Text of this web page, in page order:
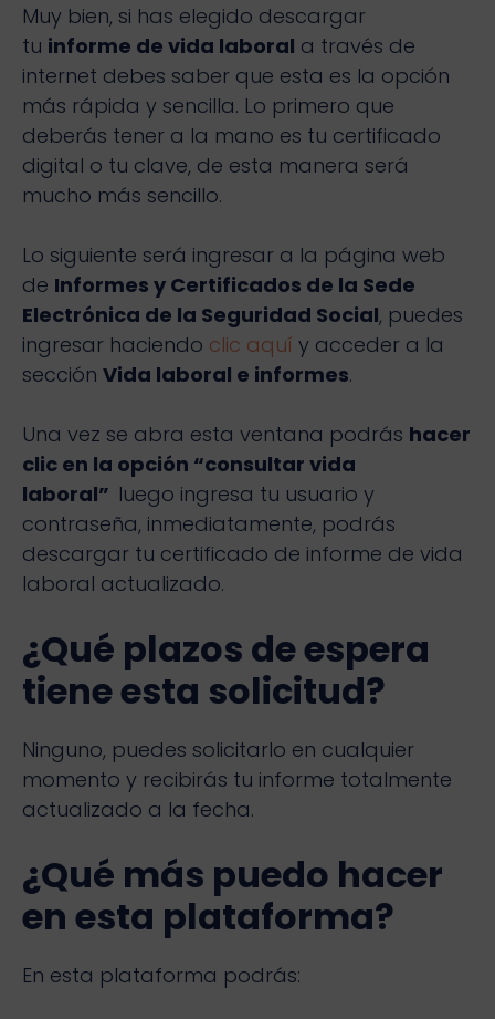
Muy bien, si has elegido descargar
tu informe de vida laboral a través de
internet debes saber que esta es la opción
más rápida y sencilla. Lo primero que
deberás tener a la mano es tu certificado
digital o tu clave, de esta manera será
mucho más sencillo.
Lo siguiente será ingresar a la página web
de Informes y Certificados de la Sede
Electrónica de la Seguridad Social, puedes
ingresar haciendo clic aquí y acceder a la
sección Vida laboral e informes.
Una vez se abra esta ventana podrás hacer
clic en la opción “consultar vida
laboral” luego ingresa tu usuario y
contraseña, inmediatamente, podrás
descargar tu certificado de informe de vida
laboral actualizado.
¿Qué plazos de espera
tiene esta solicitud?
Ninguno, puedes solicitarlo en cualquier
momento y recibirás tu informe totalmente
actualizado a la fecha.
¿Qué más puedo hacer
en esta plataforma?
En esta plataforma podrás: